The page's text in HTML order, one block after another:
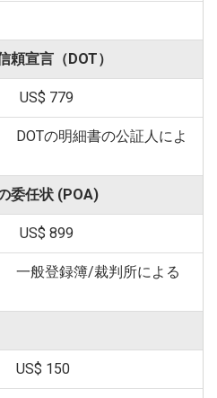
頼宣言（DOT）
US$ 779
DOTの明細書の公証人によ
委任状 (POA)
US$ 899
一般登録簿/裁判所による
US$ 150